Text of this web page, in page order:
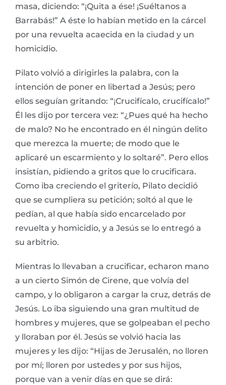
masa, diciendo: “¡Quita a ése! ¡Suéltanos a
Barrabás!” A éste lo habían metido en la cárcel
por una revuelta acaecida en la ciudad y un
homicidio.
Pilato volvió a dirigirles la palabra, con la
intención de poner en libertad a Jesús; pero
ellos seguían gritando: “¡Crucifícalo, crucifícalo!”
Él les dijo por tercera vez: “¿Pues qué ha hecho
de malo? No he encontrado en él ningún delito
que merezca la muerte; de modo que le
aplicaré un escarmiento y lo soltaré”. Pero ellos
insistían, pidiendo a gritos que lo crucificara.
Como iba creciendo el griterío, Pilato decidió
que se cumpliera su petición; soltó al que le
pedían, al que había sido encarcelado por
revuelta y homicidio, y a Jesús se lo entregó a
su arbitrio.
Mientras lo llevaban a crucificar, echaron mano
a un cierto Simón de Cirene, que volvía del
campo, y lo obligaron a cargar la cruz, detrás de
Jesús. Lo iba siguiendo una gran multitud de
hombres y mujeres, que se golpeaban el pecho
y lloraban por él. Jesús se volvió hacia las
mujeres y les dijo: “Hijas de Jerusalén, no lloren
por mí; lloren por ustedes y por sus hijos,
porque van a venir días en que se dirá: